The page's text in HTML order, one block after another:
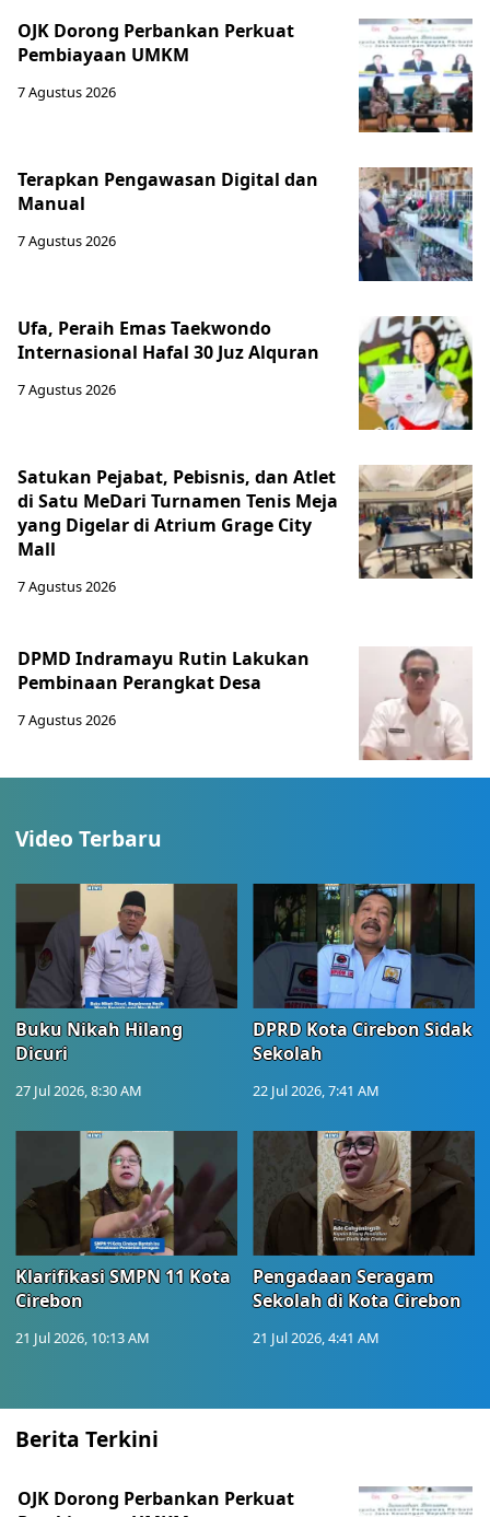
OJK Dorong Perbankan Perkuat
Pembiayaan UMKM
7 Agustus 2026
Terapkan Pengawasan Digital dan
Manual
7 Agustus 2026
Ufa, Peraih Emas Taekwondo
Internasional Hafal 30 Juz Alquran
7 Agustus 2026
Satukan Pejabat, Pebisnis, dan Atlet
di Satu MeDari Turnamen Tenis Meja
yang Digelar di Atrium Grage City
Mall
7 Agustus 2026
DPMD Indramayu Rutin Lakukan
Pembinaan Perangkat Desa
7 Agustus 2026
Video Terbaru
Buku Nikah Hilang
Dicuri
27 Jul 2026, 8:30 AM
DPRD Kota Cirebon Sidak
Sekolah
22 Jul 2026, 7:41 AM
Klarifikasi SMPN 11 Kota
Cirebon
21 Jul 2026, 10:13 AM
Pengadaan Seragam
Sekolah di Kota Cirebon
21 Jul 2026, 4:41 AM
Berita Terkini
OJK Dorong Perbankan Perkuat